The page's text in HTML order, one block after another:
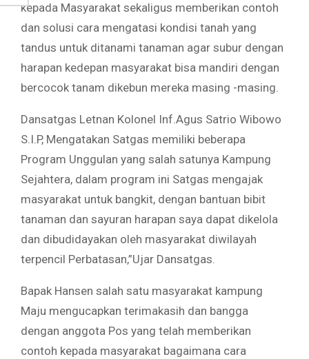
kepada Masyarakat sekaligus memberikan contoh
dan solusi cara mengatasi kondisi tanah yang
tandus untuk ditanami tanaman agar subur dengan
harapan kedepan masyarakat bisa mandiri dengan
bercocok tanam dikebun mereka masing -masing.
Dansatgas Letnan Kolonel Inf.Agus Satrio Wibowo
S.I.P, Mengatakan Satgas memiliki beberapa
Program Unggulan yang salah satunya Kampung
Sejahtera, dalam program ini Satgas mengajak
masyarakat untuk bangkit, dengan bantuan bibit
tanaman dan sayuran harapan saya dapat dikelola
dan dibudidayakan oleh masyarakat diwilayah
terpencil Perbatasan,”Ujar Dansatgas.
Bapak Hansen salah satu masyarakat kampung
Maju mengucapkan terimakasih dan bangga
dengan anggota Pos yang telah memberikan
contoh kepada masyarakat bagaimana cara